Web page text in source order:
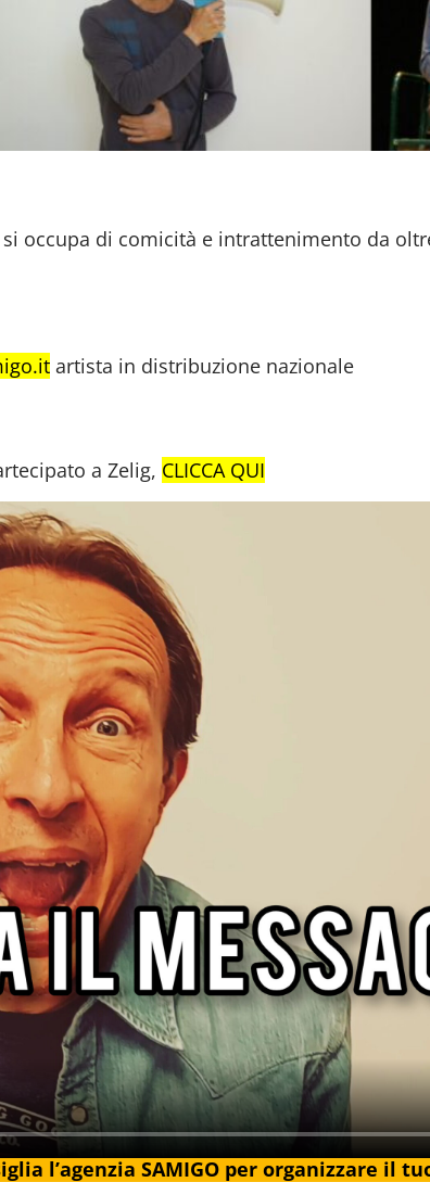
si occupa di comicità e intrattenimento da
artista in distribuzione nazionale
a Zelig, CLICCA QUI
l’agenzia SAMIGO per organizzare il